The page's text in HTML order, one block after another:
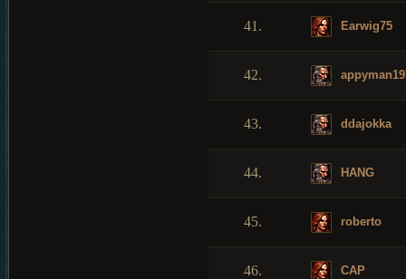
41. Earwig75
42.
43. ddajokka
44. HANG
45. roberto
46. CAP